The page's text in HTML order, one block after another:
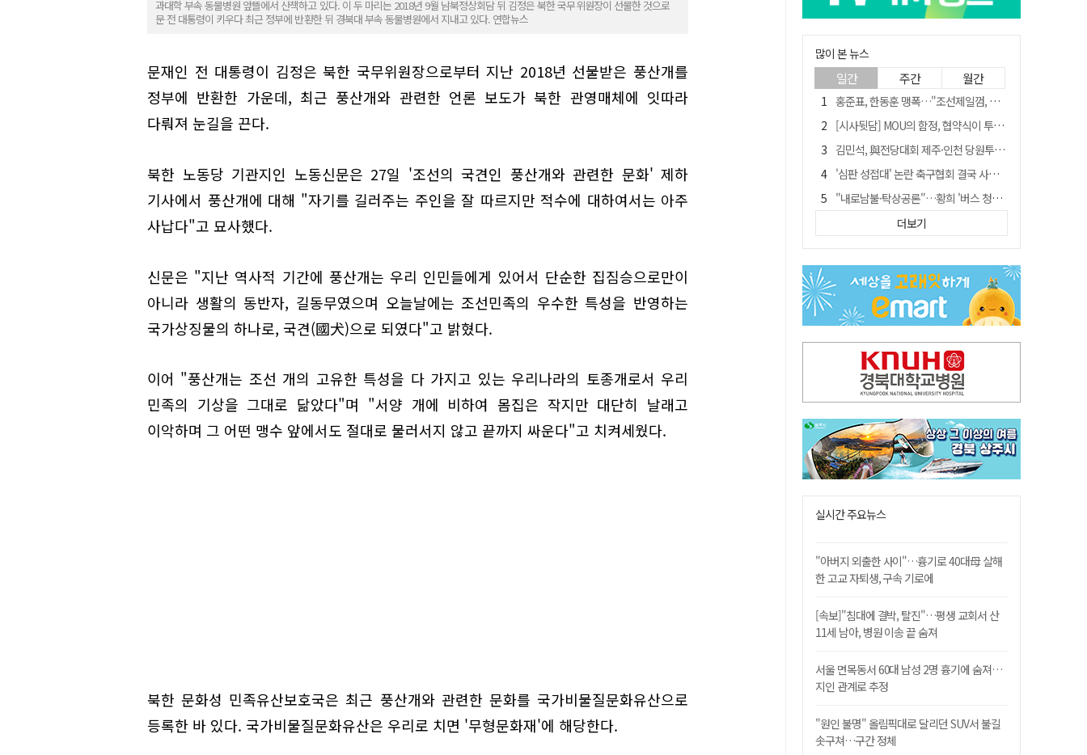
과대학 부속 동물병원 앞뜰에서 산책하고 있다. 이 두 마리는 2018년 9월 남북정상회담 뒤 김정은 북한 국무위원장이 선물한 것으로
문 전 대통령이 키우다 최근 정부에 반환한 뒤 경북대 부속 동물병원에서 지내고 있다. 연합뉴스
문재인 전 대통령이 김정은 북한 국무위원장으로부터 지난 2018년 선물받은 풍산개를
정부에 반환한 가운데, 최근 풍산개와 관련한 언론 보도가 북한 관영매체에 잇따라
다뤄져 눈길을 끈다.
북한 노동당 기관지인 노동신문은 27일 '조선의 국견인 풍산개와 관련한 문화' 제하
기사에서 풍산개에 대해 "자기를 길러주는 주인을 잘 따르지만 적수에 대하여서는 아주
사납다"고 묘사했다.
신문은 "지난 역사적 기간에 풍산개는 우리 인민들에게 있어서 단순한 집짐승으로만이
아니라 생활의 동반자, 길동무였으며 오늘날에는 조선민족의 우수한 특성을 반영하는
국가상징물의 하나로, 국견(國犬)으로 되였다"고 밝혔다.
이어 "풍산개는 조선 개의 고유한 특성을 다 가지고 있는 우리나라의 토종개로서 우리
민족의 기상을 그대로 닮았다"며 "서양 개에 비하여 몸집은 작지만 대단히 날래고
이악하며 그 어떤 맹수 앞에서도 절대로 물러서지 않고 끝까지 싸운다"고 치켜세웠다.
북한 문화성 민족유산보호국은 최근 풍산개와 관련한 문화를 국가비물질문화유산으로
등록한 바 있다. 국가비물질문화유산은 우리로 치면 '무형문화재'에 해당한다.
많이 본 뉴스
일간 주간 월간
홍준표, 한동훈 맹폭…"조선제일껌, 권력에 살고 권력에 죽었다"
[시사뒷담] MOU의 함정, 협약식이 투자 확정은 아니긴 해
김민석, 與전당대회 제주·인천 당원투표서 승리…누적 득표는 '초박빙'
'심판 성접대' 논란 축구협회 결국 사과…"깊이 반성, 쇄신하겠다"
"내로남불·탁상공론"…황희 '버스 청년주택' 제안에 與 내부서도 쓴소리
"경로당 통장에 비밀번호가 적혀 있다"…전국 돌며 경로당 13곳 턴 30대 구속
예안향교 대성전, '국가지정 보물로 지정'
휠체어 환자 발로 밀어 숨지게 한 70대 간병인…2심도 집행유예
박권현 청도군수, 국무총리에 "청도 물 공급 최대 3만t 늘려달라"
더보기
실시간 주요뉴스
"아버지 외출한 사이"…흉기로 40대母 살해
한 고교 자퇴생, 구속 기로에
[속보]"침대에 결박, 탈진"…평생 교회서 산
11세 남아, 병원 이송 끝 숨져
서울 면목동서 60대 남성 2명 흉기에 숨져…
지인 관계로 추정
"원인 불명" 올림픽대로 달리던 SUV서 불길
솟구쳐…구간 정체